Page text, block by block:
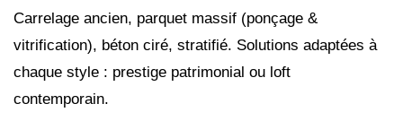
Carrelage ancien, parquet massif (ponçage &
vitrification), béton ciré, stratifié. Solutions adaptées à
chaque style : prestige patrimonial ou loft
contemporain.